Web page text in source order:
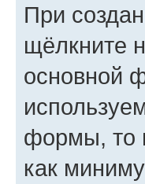
При
щёлкните
основной
формы, то
как